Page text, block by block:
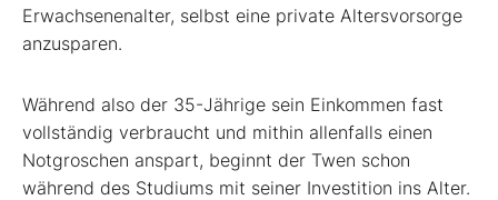
Erwachsenenalter, selbst eine private Altersvorsorge
anzusparen.
Während also der 35-Jährige sein Einkommen fast
vollständig verbraucht und mithin allenfalls einen
Notgroschen anspart, beginnt der Twen schon
während des Studiums mit seiner Investition ins Alter.